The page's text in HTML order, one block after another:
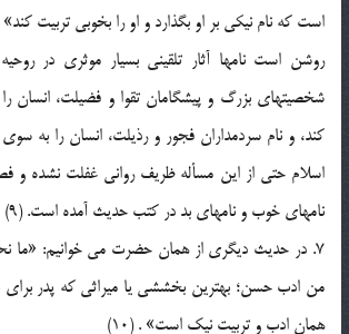
است كه نام نيكي بر او بگذارد و او را بخوبي تربيت كند»
روشن است نامها آثار تلقيني بسيار موثري در روحيه
شخصيتهاي بزرگ و پيشگامان تقوا و فضيلت، انسان
كند، و نام سردمداران فجور و رذيلت، انسان را به
اسلام حتي از اين مسأله ظريف رواني غفلت نشده و
نامهاي خوب و نامهاي بد در كتب حديث آمده است. (9)
7. در حديث ديگري از همان حضرت مي خوانيم: «ما
من ادب حسن؛ بهترين بخششي يا ميراثي كه پدر براي
همان ادب و تربيت نيك است» . (10)